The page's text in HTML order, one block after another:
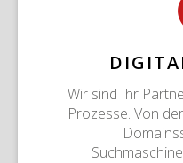
Wir sind Ihr
Prozesse. Von